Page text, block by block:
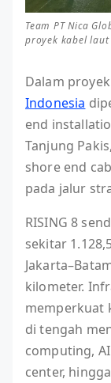
Team PT Nica
proyek kabel laut
Dalam
Indonesia
end
Tanjung
shore end
pada jalur
RISING 8
sekitar
kilometer.
memperkuat
di tengah
computing,
center,